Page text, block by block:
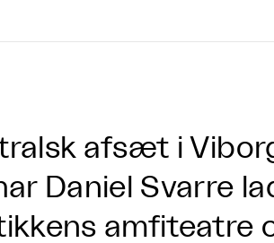
afsæt i
Daniel Svarre
amfiteatre